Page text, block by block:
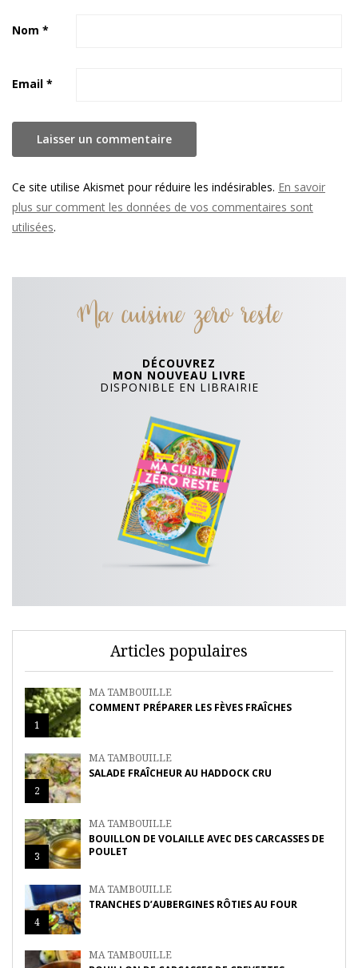
Nom *
Email *
Ce site utilise Akismet pour réduire les indésirables. En savoir
plus sur comment les données de vos commentaires sont
utilisées.
Ma cuisine zero reste
DÉCOUVREZ
MON NOUVEAU LIVRE
DISPONIBLE EN LIBRAIRIE
Articles populaires
1
MA TAMBOUILLE
COMMENT PRÉPARER LES FÈVES FRAÎCHES
2
MA TAMBOUILLE
SALADE FRAÎCHEUR AU HADDOCK CRU
3
MA TAMBOUILLE
BOUILLON DE VOLAILLE AVEC DES CARCASSES DE
POULET
4
MA TAMBOUILLE
TRANCHES D’AUBERGINES RÔTIES AU FOUR
MA TAMBOUILLE